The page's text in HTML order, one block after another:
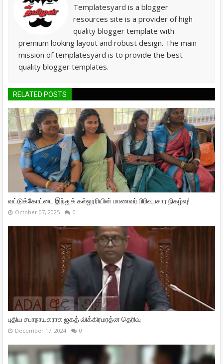
Templatesyard is a blogger
resources site is a provider of high
quality blogger template with
premium looking layout and robust design. The main
mission of templatesyard is to provide the best
quality blogger templates.
RELATED POSTS
வட்டுக்கோட்டை இந்துக் கல்லூரியின் மாணவர் பிரிவுபசார நிகழ்வு!
October 07, 2025 0
புதிய சபாநாயகராக ஜகத் விக்கிரமரத்ன தெரிவு
December 17, 2024 0